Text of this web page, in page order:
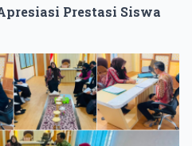
Prestasi Siswa